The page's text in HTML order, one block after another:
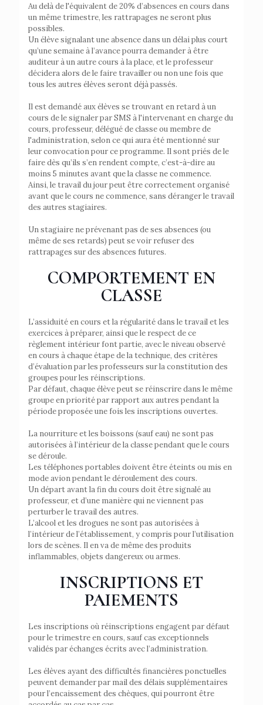
Au delà de l'équivalent de 20% d’absences en cours dans
un même trimestre, les rattrapages ne seront plus
possibles.
Un élève signalant une absence dans un délai plus court
qu’une semaine à l’avance pourra demander à être
auditeur à un autre cours à la place, et le professeur
décidera alors de le faire travailler ou non une fois que
tous les autres élèves seront déjà passés.
Il est demandé aux élèves se trouvant en retard à un
cours de le signaler par SMS à l'intervenant en charge du
cours, professeur, délégué de classe ou membre de
l'administration, selon ce qui aura été mentionné sur
leur convocation pour ce programme. Il sont priés de le
faire dès qu’ils s’en rendent compte, c’est-à-dire au
moins 5 minutes avant que la classe ne commence.
Ainsi, le travail du jour peut être correctement organisé
avant que le cours ne commence, sans déranger le travail
des autres stagiaires.
Un stagiaire ne prévenant pas de ses absences (ou
même de ses retards) peut se voir refuser des
rattrapages sur des absences futures.
COMPORTEMENT EN
CLASSE
L’assiduité en cours et la régularité dans le travail et les
exercices à préparer, ainsi que le respect de ce
règlement intérieur font partie, avec le niveau observé
en cours à chaque étape de la technique, des critères
d’évaluation par les professeurs sur la constitution des
groupes pour les réinscriptions.
Par défaut, chaque élève peut se réinscrire dans le même
groupe en priorité par rapport aux autres pendant la
période proposée une fois les inscriptions ouvertes.
La nourriture et les boissons (sauf eau) ne sont pas
autorisées à l’intérieur de la classe pendant que le cours
se déroule.
Les téléphones portables doivent être éteints ou mis en
mode avion pendant le déroulement des cours.
Un départ avant la fin du cours doit être signalé au
professeur, et d’une manière qui ne viennent pas
perturber le travail des autres.
L’alcool et les drogues ne sont pas autorisées à
l’intérieur de l’établissement, y compris pour l’utilisation
lors de scènes. Il en va de même des produits
inflammables, objets dangereux ou armes.
INSCRIPTIONS ET
PAIEMENTS
Les inscriptions où réinscriptions engagent par défaut
pour le trimestre en cours, sauf cas exceptionnels
validés par échanges écrits avec l’administration.
Les élèves ayant des difficultés financières ponctuelles
peuvent demander par mail des délais supplémentaires
pour l’encaissement des chèques, qui pourront être